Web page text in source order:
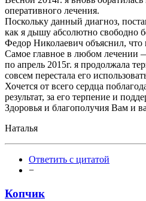
оперативного лечения.
Поскольку данный диагноз,
как я дышу абсолютно свободно
Федор Николаевич объяснил, что
Самое главное в любом лечении
по апрель 2015г. я продолжала
совсем перестала его
Хочется от всего сердца
результат, за его терпение и
Здоровья и благополучия Вам и
Наталья
Ответить с цитатой
−
Копчик